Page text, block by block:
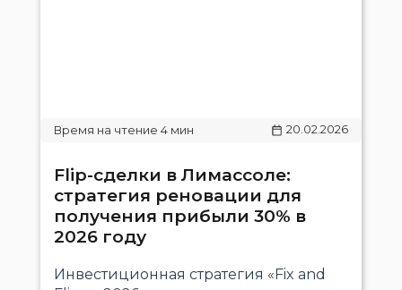
20.02.2026
Flip-сделки в Лимассоле:
стратегия реновации для
получения прибыли 30% в
2026 году
Инвестиционная стратегия «Fix and